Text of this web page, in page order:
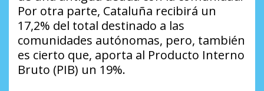
Por otra parte, Cataluña recibirá un
17,2% del total destinado a las
comunidades autónomas, pero, también
es cierto que, aporta al Producto Interno
Bruto (PIB) un 19%.